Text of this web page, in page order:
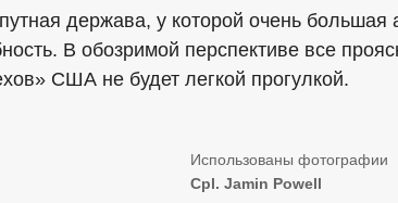
держава, у которой очень большая
В обозримой перспективе все
США не будет легкой прогулкой.
Cpl. Jamin Powell